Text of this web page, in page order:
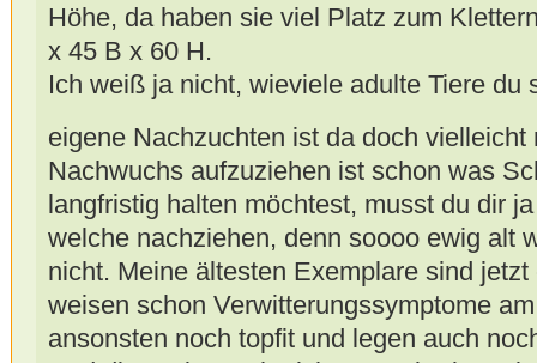
Höhe, da haben sie viel Platz zum
x 45 B x 60 H.
Ich weiß ja nicht, wieviele adulte Tiere du
eigene Nachzuchten ist da doch
Nachwuchs aufzuziehen ist schon was
langfristig halten möchtest, musst du dir
welche nachziehen, denn soooo ewig alt
nicht. Meine ältesten Exemplare sind
weisen schon Verwitterungssymptome
ansonsten noch topfit und legen auch